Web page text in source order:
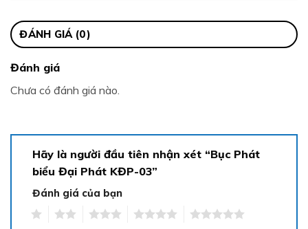
ĐÁNH GIÁ (0)
Đánh giá
Chưa có đánh giá nào.
Hãy là người đầu tiên nhận xét “Bục Phát
biểu Đại Phát KĐP-03”
Đánh giá của bạn